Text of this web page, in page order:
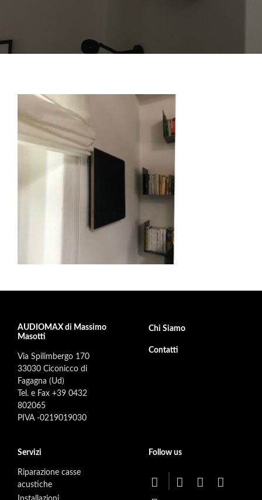
AUDIOMAX di Massimo
Masotti
Via Spilimbergo 170
33030 Ciconicco di
Fagagna (Ud)
Tel. e Fax +39 0432
802065
PIVA -0219019030
Footer secondary menu
Chi Siamo
Contatti
Servizi
Riparazione casse
acustiche
Follow us